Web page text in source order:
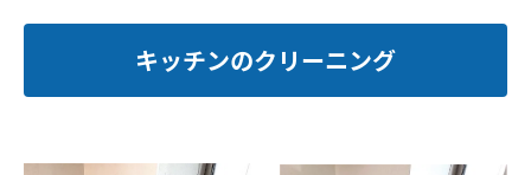
キッチンのクリーニング